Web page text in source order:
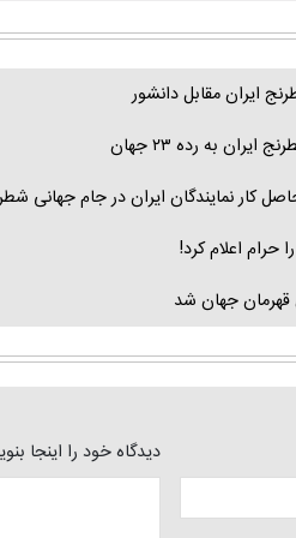
ایران مقابل دانشور
به رده ۲۳ جهان
کار نمایندگان ایران در جام جهانی
اعلام کرد!
جهان شد
دیدگاه خود را اینجا